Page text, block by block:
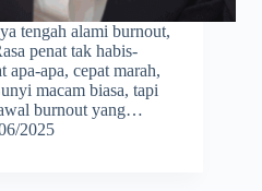
tengah alami burnout,
penat tak habis-
apa-apa, cepat marah,
macam biasa, tapi
burnout yang…
2025